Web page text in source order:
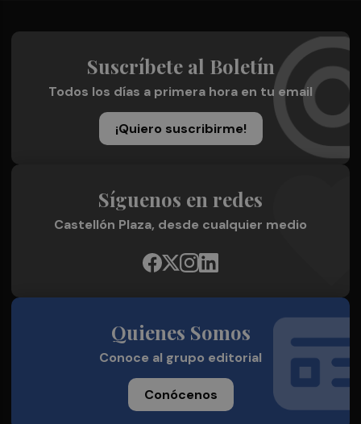
Suscríbete al Boletín
Todos los días a primera hora en tu email
¡Quiero suscribirme!
Síguenos en redes
Castellón Plaza, desde cualquier medio
Quienes Somos
Conoce al grupo editorial
Conócenos